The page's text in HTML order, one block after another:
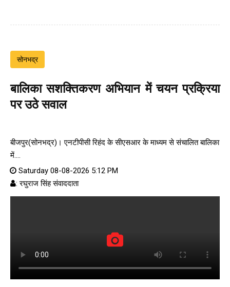
सोनभद्र
बालिका सशक्तिकरण अभियान में चयन प्रक्रिया
पर उठे सवाल
बीजपुर(सोनभद्र)। एनटीपीसी रिहंद के सीएसआर के माध्यम से संचालित बालिका
में....
Saturday 08-08-2026 5:12 PM
: रघुराज सिंह संवाददाता